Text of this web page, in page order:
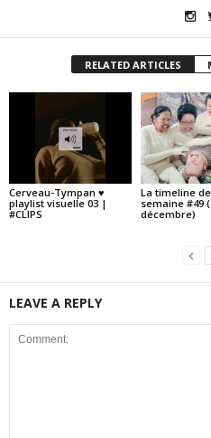
RELATED ARTICLES
Cerveau-Tympan ♥
playlist visuelle 03 |
#CLIPS
La timeline
semaine #49
décembre)
LEAVE A REPLY